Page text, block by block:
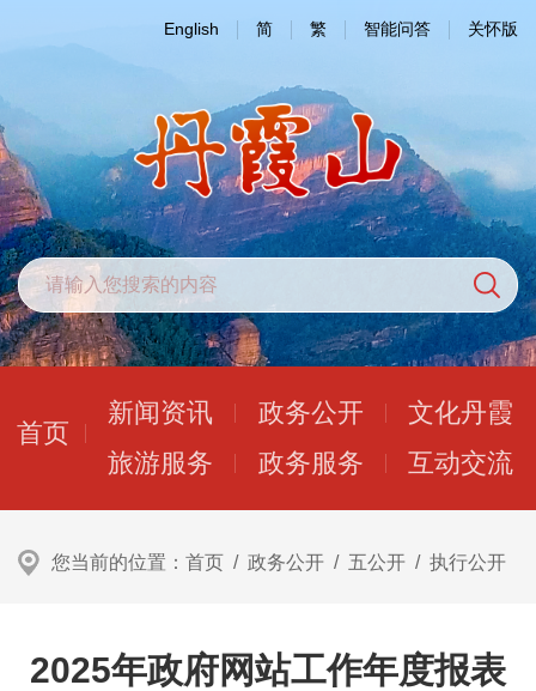
English 简 繁 智能问答 关怀版
首页
新闻资讯 政务公开
文化丹霞
旅游服务
政务服务 互动交流
您当前的位置： 首页 / 政务公开 / 五公开 / 执行公开
2025年政府网站工作年度报表